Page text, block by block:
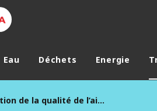
Eau Déchets Energie
Amélioration de la qualité de l’air intérieur des bâtiments